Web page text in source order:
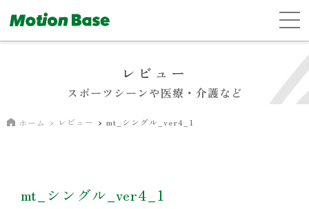
レビュー
スポーツシーンや医療・介護など
ホーム レビュー mt_シングル_ver4_1
mt_シングル_ver4_1